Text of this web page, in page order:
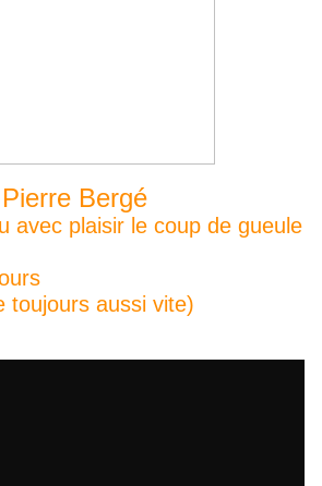
Bergé
avec plaisir le coup de gueule
toujours aussi vite)